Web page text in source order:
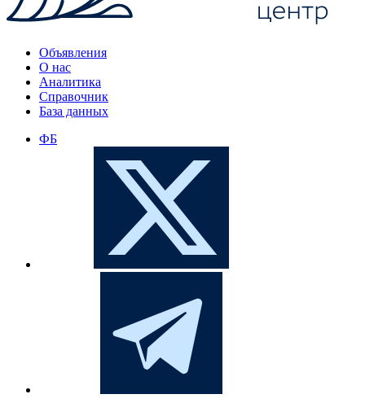
Объявления
О нас
Аналитика
Справочник
База данных
ФБ